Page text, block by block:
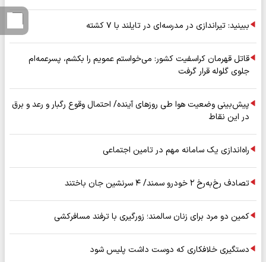
ببینید: تیراندازی در مدرسه‌ای در تایلند با ۷ کشته
قاتل قهرمان کراسفیت کشور: می‌خواستم عمویم را بکشم، پسرعمه‌ام
جلوی گلوله قرار گرفت
پیش‌بینی وضعیت هوا طی روزهای آینده/ احتمال وقوع رگبار و رعد و برق
در این نقاط
راه‌اندازی یک سامانه مهم در تامین اجتماعی
تصادف رخ‌به‌رخ ۲ خودرو سمند/ ۴ سرنشین جان باختند
کمین دو مرد برای زنان سالمند؛ زورگیری با ترفند مسافرکشی
دستگیری خلافکاری که دوست داشت پلیس شود